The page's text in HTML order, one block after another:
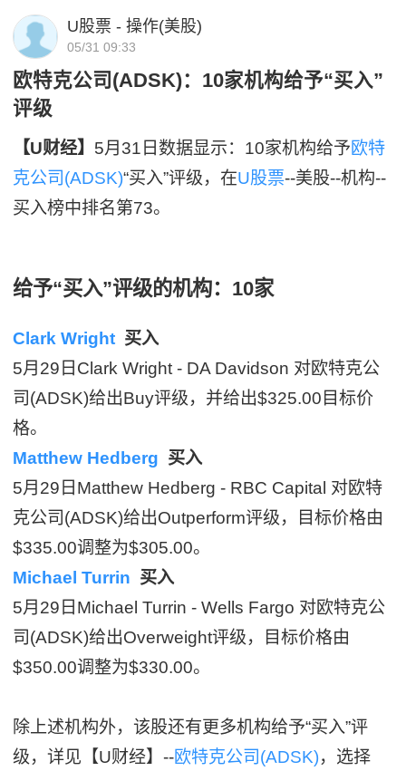
U股票 - 操作(美股)
05/31 09:33
欧特克公司(ADSK)：10家机构给予“买入”
评级
【U财经】 5月31日数据显示：10家机构给予欧特
克公司(ADSK)“买入”评级，在U股票--美股--机构--
买入榜中排名第73。
给予“买入”评级的机构：10家
Clark Wright 买入
5月29日Clark Wright - DA Davidson 对欧特克公
司(ADSK)给出Buy评级，并给出$325.00目标价
格。
Matthew Hedberg 买入
5月29日Matthew Hedberg - RBC Capital 对欧特
克公司(ADSK)给出Outperform评级，目标价格由
$335.00调整为$305.00。
Michael Turrin 买入
5月29日Michael Turrin - Wells Fargo 对欧特克公
司(ADSK)给出Overweight评级，目标价格由
$350.00调整为$330.00。
除上述机构外，该股还有更多机构给予“买入”评
级，详见【U财经】--欧特克公司(ADSK)，选择